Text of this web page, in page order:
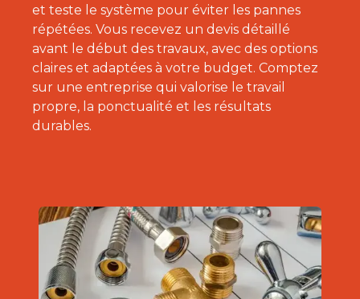
et teste le système pour éviter les pannes
répétées. Vous recevez un devis détaillé
avant le début des travaux, avec des options
claires et adaptées à votre budget. Comptez
sur une entreprise qui valorise le travail
propre, la ponctualité et les résultats
durables.